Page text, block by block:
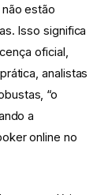
estão
Isso significa
oficial,
analistas
“o
a
online no